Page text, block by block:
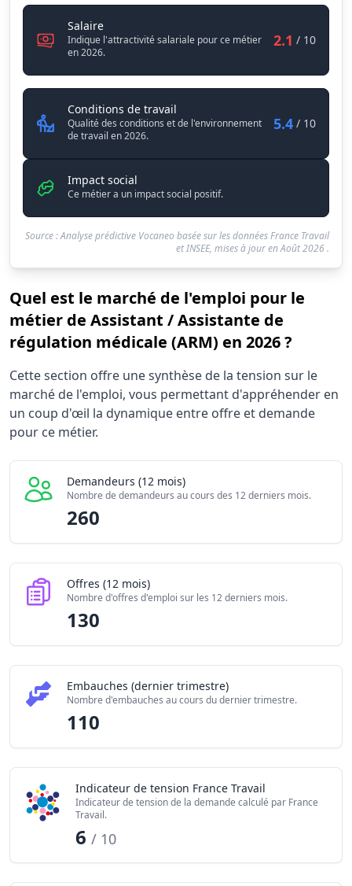
SalaireAssistant / Assistante de régulation médicale
Indique l'attractivité salariale pour ce métier
en 2026.
2.1 / 10
Conditions de travail
Qualité des conditions et de l'environnement
de travail en 2026.
5.4 / 10
Impact social
Ce métier a un impact social positif.
Source : Analyse prédictive Vocaneo basée sur les données France Travail
et INSEE, mises à jour enAoût 2026.
Quel est le marché de l'emploi pour le
métier de Assistant / Assistante de
régulation médicale (ARM) en 2026 ?
Statistiques recrutement Assistant / Assistante de
Indicateur
Demandeurs d'emploi (12 mois)
Offres publiées (12 mois)
Indice de tension globale
Cette section offre une synthèse de la tension sur le
marché de l'emploi, vous permettant d'appréhender en
un coup d'œil la dynamique entre offre et demande
pour ce métier.
Demandeurs (12 mois)
Nombre de demandeurs au cours des 12 derniers mois.
260
Offres (12 mois)
Nombre d'offres d'emploi sur les 12 derniers mois.
130
Embauches (dernier trimestre)
Nombre d'embauches au cours du dernier trimestre.
110
Indicateur de tension France Travail
Indicateur de tension de la demande calculé par France
Travail.
6/ 10